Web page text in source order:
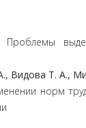
Проблемы
Видова Т. А.,
норм